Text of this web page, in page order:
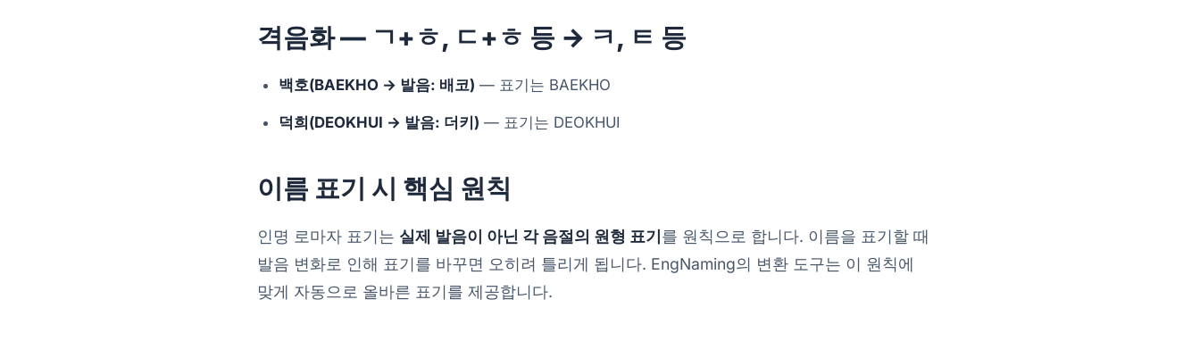
격음화 — ㄱ+ㅎ, ㄷ+ㅎ 등 → ㅋ, ㅌ 등
백호(BAEKHO → 발음: 배코) — 표기는 BAEKHO
덕희(DEOKHUI → 발음: 더키) — 표기는 DEOKHUI
이름 표기 시 핵심 원칙
인명 로마자 표기는 실제 발음이 아닌 각 음절의 원형 표기를 원칙으로 합니다. 이름을 표기할 때
발음 변화로 인해 표기를 바꾸면 오히려 틀리게 됩니다. EngNaming의 변환 도구는 이 원칙에
맞게 자동으로 올바른 표기를 제공합니다.